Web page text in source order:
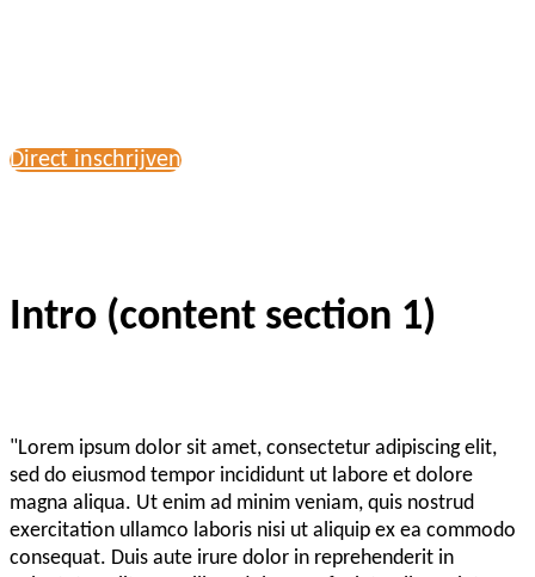
Direct inschrijven
Intro (content section 1)
"Lorem ipsum dolor sit amet, consectetur adipiscing elit,
sed do eiusmod tempor incididunt ut labore et dolore
magna aliqua. Ut enim ad minim veniam, quis nostrud
exercitation ullamco laboris nisi ut aliquip ex ea commodo
consequat. Duis aute irure dolor in reprehenderit in